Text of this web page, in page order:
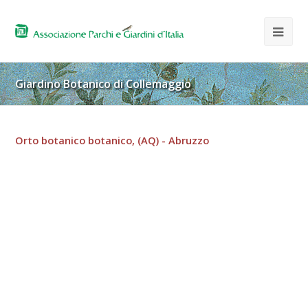
Giardino Botanico di Collemaggio
Orto botanico botanico, (AQ) - Abruzzo